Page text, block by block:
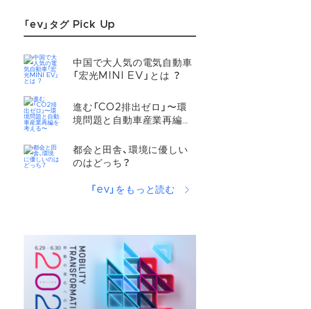
「ev」タグ Pick Up
中国で大人気の電気自動車
「宏光MINI EV」とは ？
進む「CO2排出ゼロ」〜環
境問題と自動車産業再編を
都会と田舎、環境に優しい
のはどっち？
「ev」をもっと読む